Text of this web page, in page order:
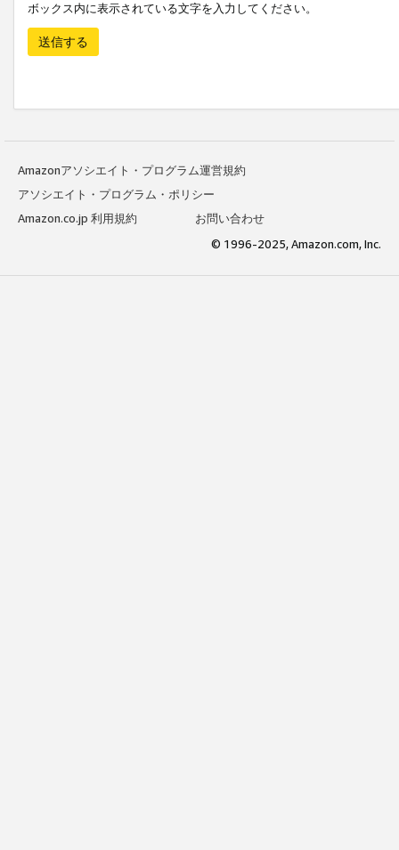
ボックス内に表示されている文字を入力してください。
送信する
Amazonアソシエイト・プログラム運営規約
アソシエイト・プログラム・ポリシー
Amazon.co.jp 利用規約
お問い合わせ
© 1996-2025, Amazon.com, Inc.